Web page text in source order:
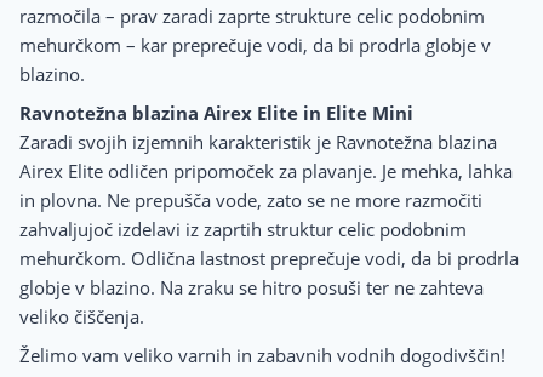
razmočila – prav zaradi zaprte strukture celic podobnim
mehurčkom – kar preprečuje vodi, da bi prodrla globje v
blazino.
Ravnotežna blazina Airex Elite in Elite Mini
Zaradi svojih izjemnih karakteristik je Ravnotežna blazina
Airex Elite odličen pripomoček za plavanje. Je mehka, lahka
in plovna. Ne prepušča vode, zato se ne more razmočiti
zahvaljujoč izdelavi iz zaprtih struktur celic podobnim
mehurčkom. Odlična lastnost preprečuje vodi, da bi prodrla
globje v blazino. Na zraku se hitro posuši ter ne zahteva
veliko čiščenja.
Želimo vam veliko varnih in zabavnih vodnih dogodivščin!